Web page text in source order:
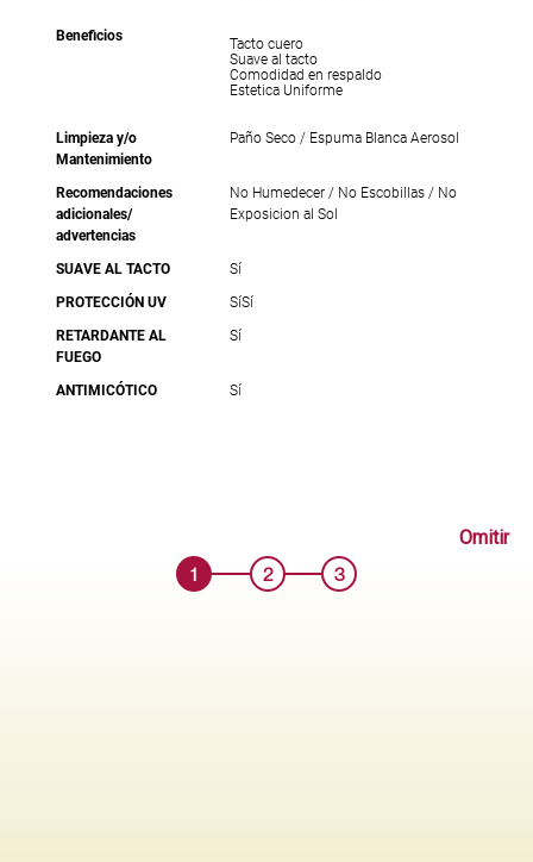
Beneficios
Tacto cuero
Suave al tacto
Comodidad en respaldo
Estetica Uniforme
Limpieza y/o
Mantenimiento
Paño Seco / Espuma Blanca Aerosol
Recomendaciones
adicionales/
advertencias
No Humedecer / No Escobillas / No
Exposicion al Sol
SUAVE AL TACTO
Sí
PROTECCIÓN UV
SíSí
RETARDANTE AL
FUEGO
Sí
ANTIMICÓTICO Sí